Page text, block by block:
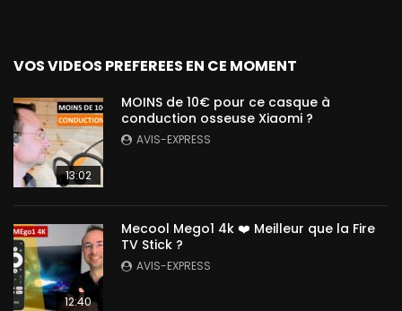
VOS VIDEOS PREFEREES EN CE MOMENT
13:02
MOINS de 10€ pour ce casque à
conduction osseuse Xiaomi ?
AVIS-EXPRESS
12:40
Mecool Mego1 4k ❤️ Meilleur que la Fire
TV Stick ?
AVIS-EXPRESS